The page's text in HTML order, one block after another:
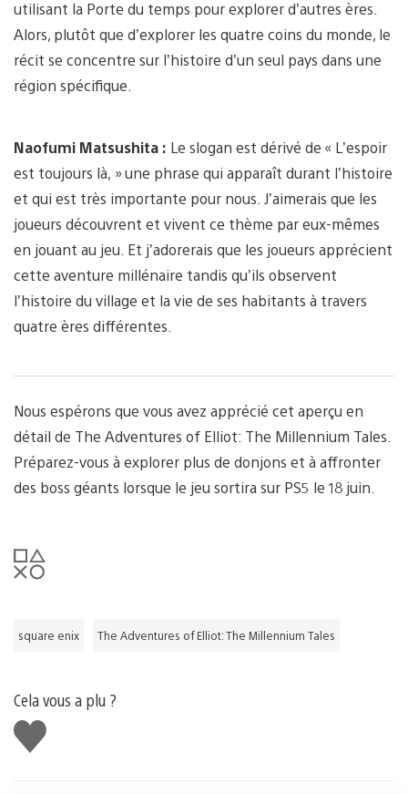
utilisant la Porte du temps pour explorer d’autres ères.
Alors, plutôt que d’explorer les quatre coins du monde, le
récit se concentre sur l’histoire d’un seul pays dans une
région spécifique.
Naofumi Matsushita : Le slogan est dérivé de « L’espoir
est toujours là, » une phrase qui apparaît durant l’histoire
et qui est très importante pour nous. J’aimerais que les
joueurs découvrent et vivent ce thème par eux-mêmes
en jouant au jeu. Et j’adorerais que les joueurs apprécient
cette aventure millénaire tandis qu’ils observent
l’histoire du village et la vie de ses habitants à travers
quatre ères différentes.
Nous espérons que vous avez apprécié cet aperçu en
détail de The Adventures of Elliot: The Millennium Tales.
Préparez-vous à explorer plus de donjons et à affronter
des boss géants lorsque le jeu sortira sur PS5 le 18 juin.
square enix The Adventures of Elliot: The Millennium Tales
Cela vous a plu ?
J'aime